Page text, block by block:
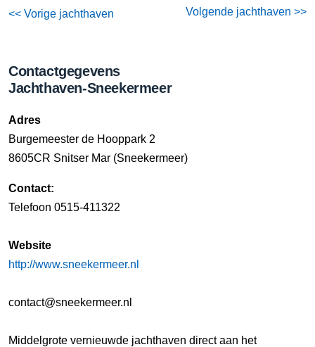
<< Vorige jachthaven Volgende jachthaven >>
Contactgegevens
Jachthaven-Sneekermeer
Adres
Burgemeester de Hooppark 2
8605CR Snitser Mar (Sneekermeer)
Contact:
Telefoon 0515-411322
Website
http://www.sneekermeer.nl
contact@sneekermeer.nl
Middelgrote vernieuwde jachthaven direct aan het